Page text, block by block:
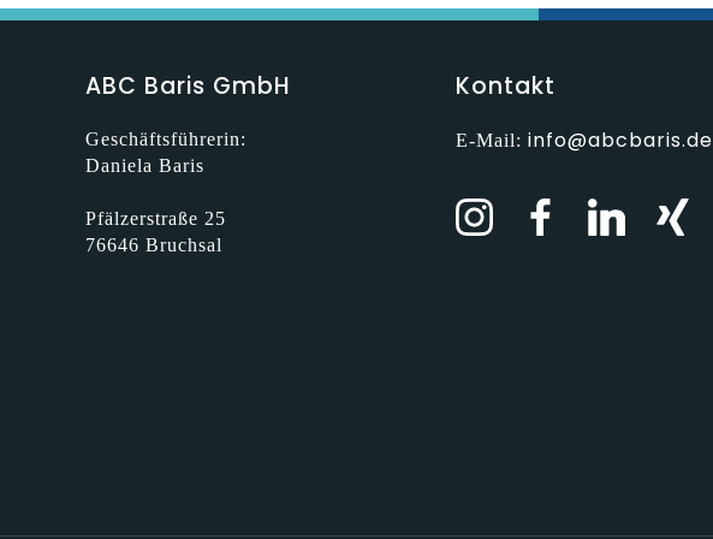
ABC Baris GmbH
Geschäftsführerin:
Daniela Baris
Pfälzerstraße 25
76646 Bruchsal
Kontakt
E-Mail: info@abcbaris.de